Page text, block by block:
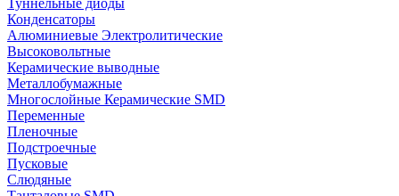
Туннельные диоды
Конденсаторы
Алюминиевые Электролитические
Высоковольтные
Керамические выводные
Металлобумажные
Многослойные Керамические SMD
Переменные
Пленочные
Подстроечные
Пусковые
Слюдяные